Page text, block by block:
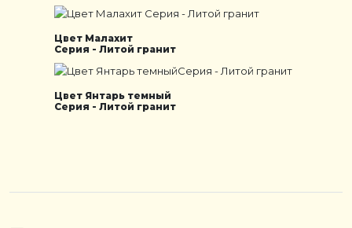
Цвет Малахит
Серия - Литой гранит
Цвет Янтарь темный
Серия - Литой гранит